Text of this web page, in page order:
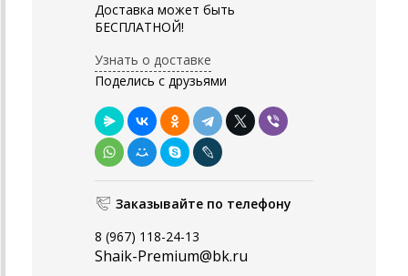
Доставка может быть
БЕСПЛАТНОЙ!
Узнать о доставке
Поделись с друзьями
Заказывайте по телефону
8 (967) 118-24-13
Shaik-Premium@bk.ru